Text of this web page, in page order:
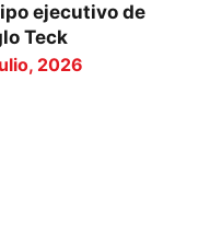
ejecutivo de
Teck
2026